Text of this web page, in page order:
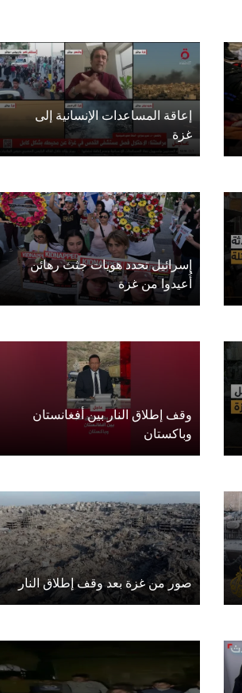
إعاقة المساعدات الإنسانية إلى
غزة
إسرائيل تحدد هويات جثث رهائن
أُعيدوا من غزة
وقف إطلاق النار بين أفغانستان
وباكستان
صور من غزة بعد وقف إطلاق النار